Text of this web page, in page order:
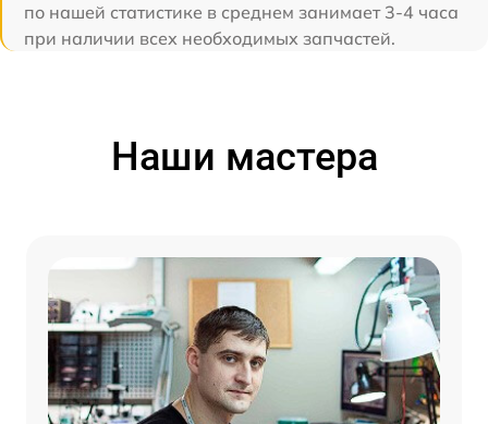
по нашей статистике в среднем занимает 3-4 часа
при наличии всех необходимых запчастей.
Наши мастера